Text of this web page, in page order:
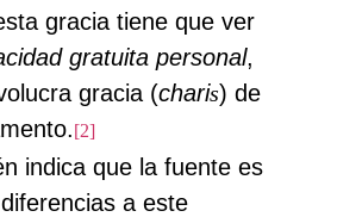
gracia tiene que ver
gratuita personal,
gracia (charis) de
[2]
indica que la fuente es
a este